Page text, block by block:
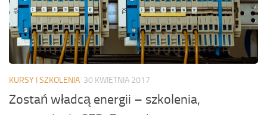
KURSY I SZKOLENIA 30 KWIETNIA 2017
Zostań władcą energii – szkolenia,